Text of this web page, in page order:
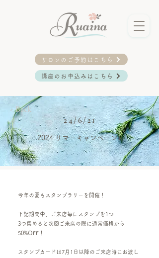
サロンのご予約はこちら
講座のお申込みはこちら
< Back
2024 サマーキャンペーン♪
24/6/21
今年の夏もスタンプラリーを開催！
下記期間中、ご来店毎にスタンプを1つ
3つ集めると次回ご来店の際に通常価格から
50%OFF！
スタンプカードは7月1日以降のご来店時にお渡し